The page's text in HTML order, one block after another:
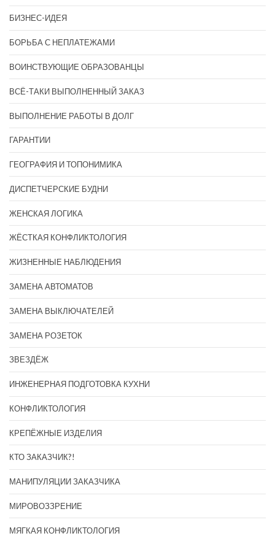
БИЗНЕС-ИДЕЯ
БОРЬБА С НЕПЛАТЕЖАМИ
ВОИНСТВУЮЩИЕ ОБРАЗОВАНЦЫ
ВСЁ-ТАКИ ВЫПОЛНЕННЫЙ ЗАКАЗ
ВЫПОЛНЕНИЕ РАБОТЫ В ДОЛГ
ГАРАНТИИ
ГЕОГРАФИЯ И ТОПОНИМИКА
ДИСПЕТЧЕРСКИЕ БУДНИ
ЖЕНСКАЯ ЛОГИКА
ЖЁСТКАЯ КОНФЛИКТОЛОГИЯ
ЖИЗНЕННЫЕ НАБЛЮДЕНИЯ
ЗАМЕНА АВТОМАТОВ
ЗАМЕНА ВЫКЛЮЧАТЕЛЕЙ
ЗАМЕНА РОЗЕТОК
ЗВЕЗДЁЖ
ИНЖЕНЕРНАЯ ПОДГОТОВКА КУХНИ
КОНФЛИКТОЛОГИЯ
КРЕПЁЖНЫЕ ИЗДЕЛИЯ
КТО ЗАКАЗЧИК?!
МАНИПУЛЯЦИИ ЗАКАЗЧИКА
МИРОВОЗЗРЕНИЕ
МЯГКАЯ КОНФЛИКТОЛОГИЯ